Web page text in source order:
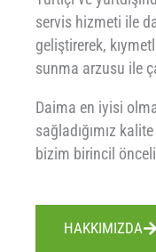
servis hizmeti ile
geliştirerek,
sunma arzusu ile
Daima en iyisi
sağladığımız
bizim birincil
HAKKIMIZDA